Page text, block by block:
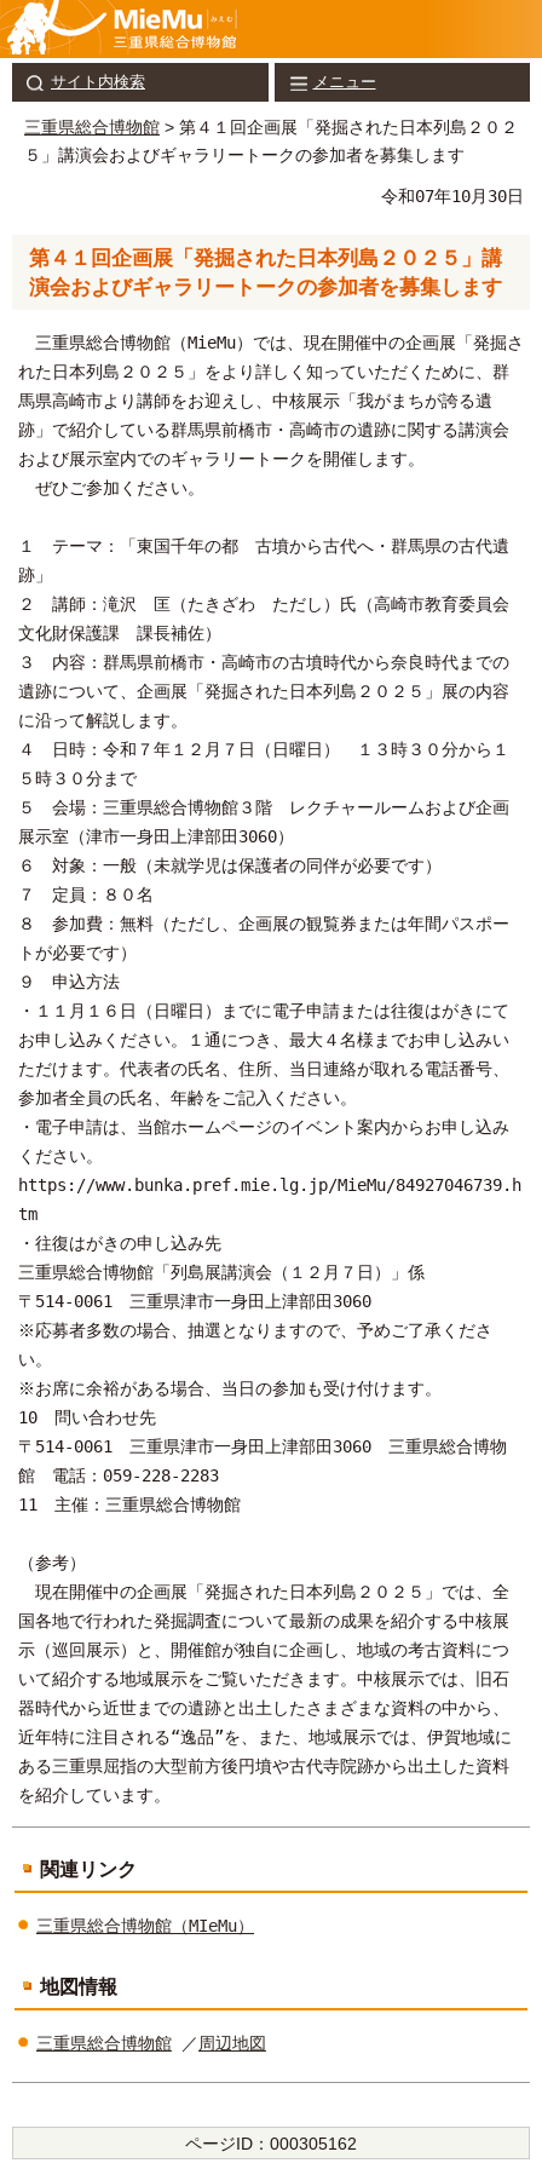
サイト内検索 メニュー
三重県総合博物館 > 第４１回企画展「発掘された日本列島２０２
５」講演会およびギャラリートークの参加者を募集します
令和07年10月30日
第４１回企画展「発掘された日本列島２０２５」講
演会およびギャラリートークの参加者を募集します
三重県総合博物館（MieMu）では、現在開催中の企画展「発掘さ
れた日本列島２０２５」をより詳しく知っていただくために、群
馬県高崎市より講師をお迎えし、中核展示「我がまちが誇る遺
跡」で紹介している群馬県前橋市・高崎市の遺跡に関する講演会
および展示室内でのギャラリートークを開催します。
ぜひご参加ください。
１ テーマ：「東国千年の都 古墳から古代へ・群馬県の古代遺
跡」
２ 講師：滝沢 匡（たきざわ ただし）氏（高崎市教育委員会
文化財保護課 課長補佐）
３ 内容：群馬県前橋市・高崎市の古墳時代から奈良時代までの
遺跡について、企画展「発掘された日本列島２０２５」展の内容
に沿って解説します。
４ 日時：令和７年１２月７日（日曜日） １３時３０分から１
５時３０分まで
５ 会場：三重県総合博物館３階 レクチャールームおよび企画
展示室（津市一身田上津部田3060）
６ 対象：一般（未就学児は保護者の同伴が必要です）
７ 定員：８０名
８ 参加費：無料（ただし、企画展の観覧券または年間パスポー
トが必要です）
９ 申込方法
・１１月１６日（日曜日）までに電子申請または往復はがきにて
お申し込みください。１通につき、最大４名様までお申し込みい
ただけます。代表者の氏名、住所、当日連絡が取れる電話番号、
参加者全員の氏名、年齢をご記入ください。
・電子申請は、当館ホームページのイベント案内からお申し込み
ください。
https://www.bunka.pref.mie.lg.jp/MieMu/84927046739.h
tm
・往復はがきの申し込み先
三重県総合博物館「列島展講演会（１２月７日）」係
〒514-0061 三重県津市一身田上津部田3060
※応募者多数の場合、抽選となりますので、予めご了承くださ
い。
※お席に余裕がある場合、当日の参加も受け付けます。
10 問い合わせ先
〒514-0061 三重県津市一身田上津部田3060 三重県総合博物
館 電話：059-228-2283
11 主催：三重県総合博物館
（参考）
現在開催中の企画展「発掘された日本列島２０２５」では、全
国各地で行われた発掘調査について最新の成果を紹介する中核展
示（巡回展示）と、開催館が独自に企画し、地域の考古資料につ
いて紹介する地域展示をご覧いただきます。中核展示では、旧石
器時代から近世までの遺跡と出土したさまざまな資料の中から、
近年特に注目される“逸品”を、また、地域展示では、伊賀地域に
ある三重県屈指の大型前方後円墳や古代寺院跡から出土した資料
を紹介しています。
関連リンク
三重県総合博物館（MIeMu）
地図情報
三重県総合博物館 ／周辺地図
ページID： 000305162